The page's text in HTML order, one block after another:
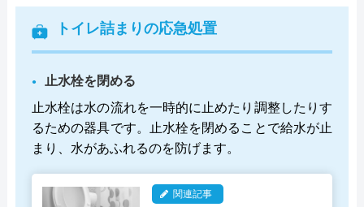
トイレ詰まりの応急処置
止水栓を閉める
止水栓は水の流れを一時的に止めたり調整したりす
るための器具です。止水栓を閉めることで給水が止
まり、水があふれるのを防げます。
関連記事